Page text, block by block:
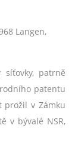
Langen,
síťovky, patrně
patentu
prožil v Zámku
v bývalé NSR,